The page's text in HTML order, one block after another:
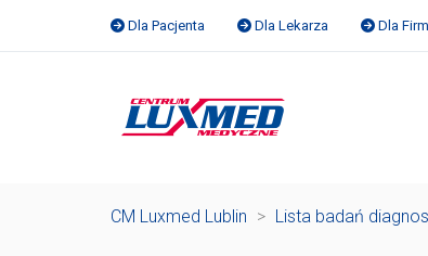
Dla Pacjenta Dla Lekarza Dla Firm
CM Luxmed Lublin > Lista badań